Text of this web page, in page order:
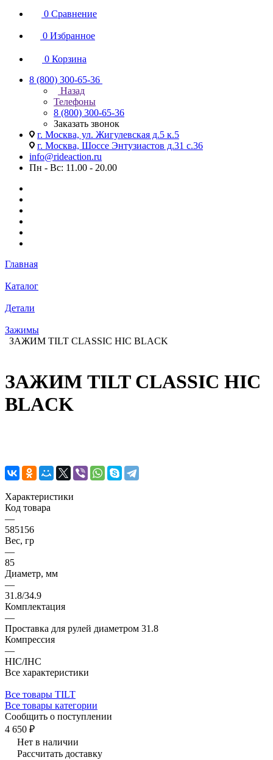
0 Сравнение
0 Избранное
0 Корзина
8 (800) 300-65-36
Назад
Телефоны
8 (800) 300-65-36
Заказать звонок
г. Москва, ул. Жигулевская д.5 к.5
г. Москва, Шоссе Энтузиастов д.31 с.36
info@rideaction.ru
Пн - Вс: 11.00 - 20.00
Главная
Каталог
Детали
Зажимы
ЗАЖИМ TILT CLASSIC HIC BLACK
ЗАЖИМ TILT CLASSIC HIC
BLACK
Характеристики
Код товара
—
585156
Вес, гр
—
85
Диаметр, мм
—
31.8/34.9
Комплектация
—
Проставка для рулей диаметром 31.8
Компрессия
—
HIC/IHC
Все характеристики
Все товары TILT
Все товары категории
Сообщить о поступлении
4 650 ₽
Нет в наличии
Рассчитать доставку